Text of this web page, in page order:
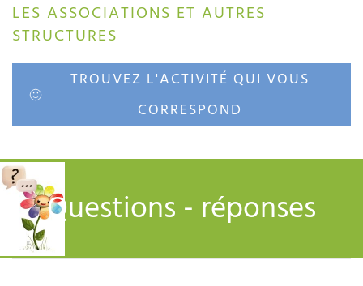
LES ASSOCIATIONS ET AUTRES
STRUCTURES
TROUVEZ L'ACTIVITÉ QUI VOUS
CORRESPOND
Questions - réponses